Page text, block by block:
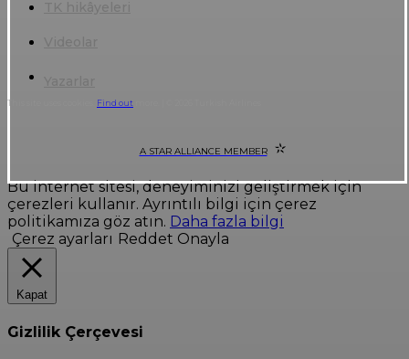
This site uses cookies. Find out
A STAR ALLIANCE MEMBER
Bu internet sitesi, deneyiminizi geliştirmek için
çerezleri kullanır. Ayrıntılı bilgi için çerez
politikamıza göz atın. Daha fazla bilgi
Çerez ayarları Reddet Onayla
Kapat
Gizlilik Çerçevesi